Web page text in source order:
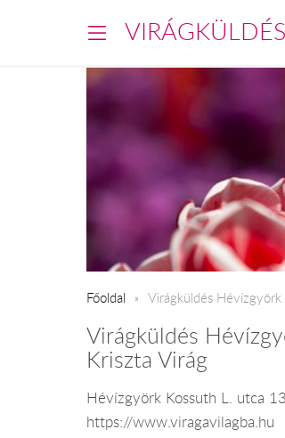
Főoldal Virágküldés Hévízgyörk
Virágküldés
Kriszta Virág
Hévízgyörk Kossuth L. utca
https://www.viragavilagba.hu